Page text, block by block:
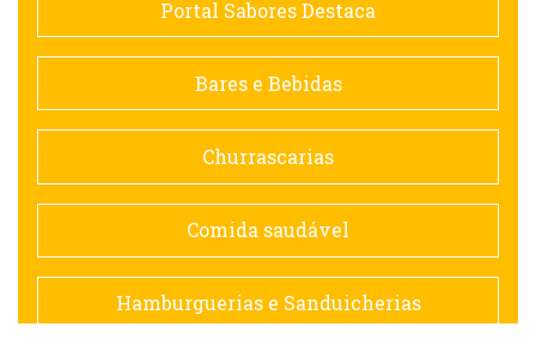
Contemporânea
Doceria
Espanhola
Francesa
Portal Sabores Destaca
Bares e Bebidas
Churrascarias
Comida saudável
Hamburguerias e Sanduicherias